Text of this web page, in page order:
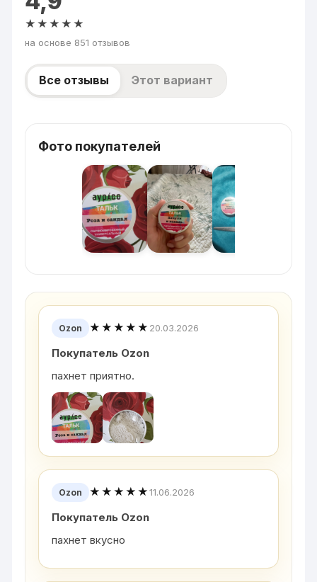
★★★★★
на основе 851 отзывов
Все отзывы Этот вариант
Фото покупателей
Ozon ★★★★★ 20.03.2026
Покупатель Ozon
пахнет приятно.
Ozon ★★★★★11.06.2026
Покупатель Ozon
пахнет вкусно